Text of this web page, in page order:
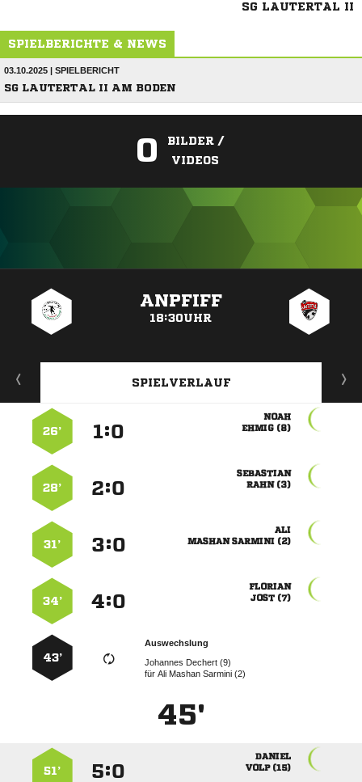
SG LAUTERTAL II
SPIELBERICHTE & NEWS
03.10.2025 | SPIELBERICHT
SG LAUTERTAL II AM BODEN
0
BILDER /
VIDEOS
ANPFIFF
18:30UHR
SPIELVERLAUF

 
:
26’

 
:
28’

  
:
31’

 
:
34’
Auswechslung
  
für   
43’
45'

 
:
51’